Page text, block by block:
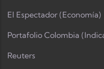
El Espectador (Economía)
Portafolio Colombia
Reuters